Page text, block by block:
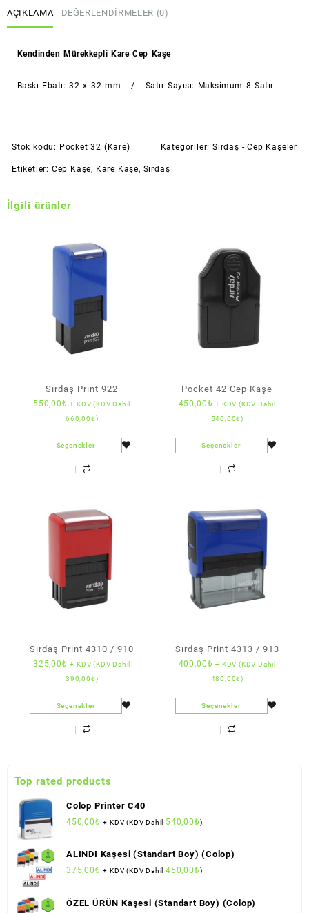
AÇIKLAMA DEĞERLENDIRMELER (0)
Kendinden Mürekkepli Kare Cep Kaşe
Baskı Ebatı: 32 x 32 mm / Satır Sayısı: Maksimum 8 Satır
Stok kodu: Pocket 32 (Kare) Kategoriler: Sırdaş - Cep Kaşeler
Etiketler: Cep Kaşe, Kare Kaşe, Sırdaş
İlgili ürünler
Sırdaş Print 922
550,00₺ + KDV (KDV Dahil
660,00₺)
Seçenekler
Pocket 42 Cep Kaşe
450,00₺ + KDV (KDV Dahil
540,00₺)
Seçenekler
Sırdaş Print 4310 / 910
325,00₺ + KDV (KDV Dahil
390,00₺)
Seçenekler
Sırdaş Print 4313 / 913
400,00₺ + KDV (KDV Dahil
480,00₺)
Seçenekler
Top rated products
Colop Printer C40
450,00₺ + KDV (KDV Dahil 540,00₺)
ALINDI Kaşesi (Standart Boy) (Colop)
375,00₺ + KDV (KDV Dahil450,00₺)
ÖZEL ÜRÜN Kaşesi (Standart Boy) (Colop)